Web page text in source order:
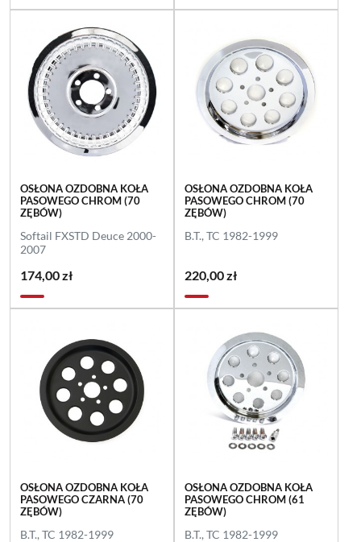
OSŁONA OZDOBNA KOŁA
PASOWEGO CHROM (70
ZĘBÓW)
Softail FXSTD Deuce 2000-
2007
174,00 zł
OSŁONA OZDOBNA KOŁA
PASOWEGO CHROM (70
ZĘBÓW)
B.T., TC 1982-1999
220,00 zł
OSŁONA OZDOBNA KOŁA
PASOWEGO CZARNA (70
ZĘBÓW)
B.T., TC 1982-1999
OSŁONA OZDOBNA KOŁA
PASOWEGO CHROM (61
ZĘBÓW)
B.T., TC 1982-1999